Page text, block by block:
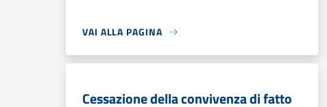
VAI ALLA PAGINA
Cessazione della convivenza di fatto